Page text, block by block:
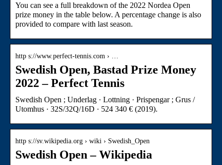
You can see a full breakdown of the 2022 Nordea Open
prize money in the table below. A percentage change is also
provided to compare with last season.
http s://www.perfect-tennis.com › …
Swedish Open, Bastad Prize Money
2022 – Perfect Tennis
Swedish Open ; Underlag · Lottning · Prispengar ; Grus /
Utomhus · 32S/32Q/16D · 524 340 € (2019).
http s://sv.wikipedia.org › wiki › Swedish_Open
Swedish Open – Wikipedia